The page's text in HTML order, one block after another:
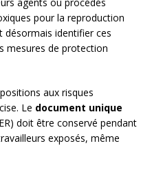
pour la reproduction
désormais identifier ces
mesures de protection
aux risques
Le document unique
doit être conservé pendant
exposés, même